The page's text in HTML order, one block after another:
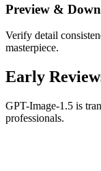
Preview &
Verify detail
masterpiece.
Early
GPT-Image-1.5 is
professionals.